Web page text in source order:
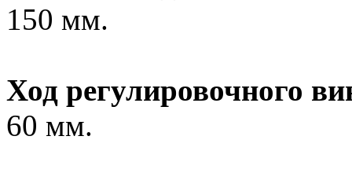
150 мм.
Ход регулировочного
60 мм.